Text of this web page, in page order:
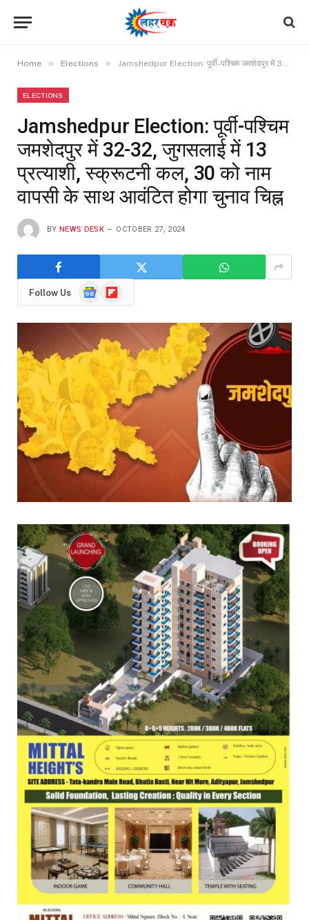
Home » Elections » Jamshedpur Election: पूर्वी-पश्चिम जमशेदपुर में 32-32, जुगसलाई में 13 प्रत्याशी, स्क्रूटनी कल, 30 को नाम वापसी के साथ आवंटित होगा चुनाव चिह्न
ELECTIONS
Jamshedpur Election: पूर्वी-पश्चिम
जमशेदपुर में 32-32, जुगसलाई में 13
प्रत्याशी, स्क्रूटनी कल, 30 को नाम
वापसी के साथ आवंटित होगा चुनाव चिह्न
BY NEWS DESK OCTOBER 27, 2024
Follow Us
GoogleFlipboard